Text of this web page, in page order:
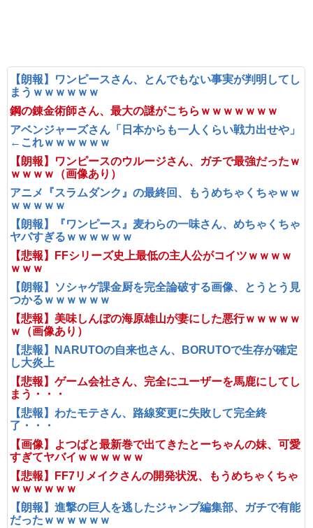
【朗報】ワンピースさん、とんでもない事実が判明してし
まうｗｗｗｗｗｗ
鋼の錬金術師さん、最大の謎がこちらｗｗｗｗｗｗｗ
アベンジャーズさん「日本からも一人くらい戦力出せや」
←これｗｗｗｗｗｗ
【朗報】ワンピースのウルージさん、ガチで最強だったｗ
ｗｗｗｗ（画像あり）
アニメ『スラムダンク』の最終回、もうめちゃくちゃｗｗ
ｗｗｗｗｗ
【朗報】『ワンピース』麦わらの一味さん、めちゃくちゃ
ヤバすぎるｗｗｗｗｗｗ
【悲報】FFシリーズ史上最低の主人公がコイツｗｗｗｗ
ｗｗｗ
【朗報】ソシャゲ課金厨を完全論破する画像、とうとう見
つかるｗｗｗｗｗｗ
【悲報】美味しんぼの海原雄山が妻にした悪行ｗｗｗｗｗ
ｗ（画像あり）
【悲報】NARUTOの自来也さん、BORUTOで生存が確定
し大炎上
【悲報】ゲーム会社さん、完全にユーザーを馬鹿にしてし
まう・・・
【悲報】わたモテさん、路線変更に失敗して完全終
了・・・
【画像】よつばと最新巻で出てきたとーちゃんの妹、可愛
すぎてヤバイｗｗｗｗｗｗ
【悲報】FF7リメイクさんの開発状況、もうめちゃくちゃ
ｗｗｗｗｗｗ
【朗報】進撃の巨人を逃したジャンプ編集部、ガチで有能
だったｗｗｗｗｗｗ